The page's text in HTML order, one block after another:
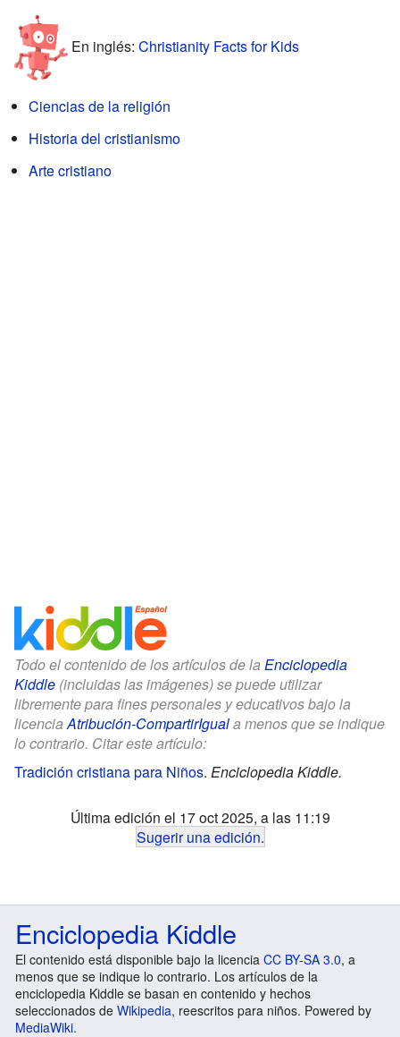
En inglés: Christianity Facts for Kids
Ciencias de la religión
Historia del cristianismo
Arte cristiano
Todo el contenido de los artículos de la Enciclopedia
Kiddle (incluidas las imágenes) se puede utilizar
libremente para fines personales y educativos bajo la
licenciaAtribución-CompartirIguala menos que se indique
lo contrario. Citar este artículo:
Tradición cristiana para Niños. Enciclopedia Kiddle.
Última edición el 17 oct 2025, a las 11:19
Sugerir una edición.
Enciclopedia Kiddle
El contenido está disponible bajo la licencia CC BY-SA 3.0, a
menos que se indique lo contrario. Los artículos de la
enciclopedia Kiddle se basan en contenido y hechos
seleccionados de Wikipedia, reescritos para niños. Powered by
MediaWiki.